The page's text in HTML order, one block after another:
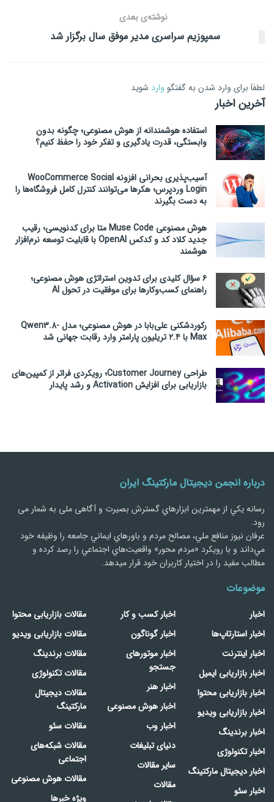
نوشته‌ی بعدی
سمپوزیم سراسری مدیر موفق سال برگزار شد
لطفاَ برای وارد شدن به گفتگو وارد شوید
آخرین اخبار
استفاده هوشمندانه از هوش مصنوعی؛ چگونه بدون
وابستگی، قدرت یادگیری و تفکر خود را حفظ کنیم؟
آسیب‌پذیری بحرانی افزونه WooCommerce Social
Login وردپرس؛ هکرها می‌توانند کنترل کامل فروشگاه‌ها را
به دست بگیرند
هوش مصنوعی Muse Code متا برای کدنویسی؛ رقیب
جدید کلاد کد و کدکس OpenAI با قابلیت توسعه نرم‌افزار
هوشمند
۶ سؤال کلیدی برای تدوین استراتژی هوش مصنوعی؛
راهنمای کسب‌وکارها برای موفقیت در تحول AI
رکوردشکنی علی‌بابا در هوش مصنوعی؛ مدل Qwen3.8-
Max با ۲.۴ تریلیون پارامتر وارد رقابت جهانی شد
طراحی Customer Journey؛ رویکردی فراتر از کمپین‌های
بازاریابی برای افزایش Activation و رشد پایدار
درباره انجمن دیجیتال مارکتینگ ایران
رسانه يكي از مهمترین ابزارهاي گسترش بصیرت و آگاهی ملی به شمار می
رود.
عرفان نیوز منافع ملي، مصالح مردم و باورهاي ايماني جامعه را وظيفه خود
مي‌داند و با رويكرد «مردم‌ محور» واقعيت‌هاي اجتماعي را رصد کرده و
مطالب مفید را در اختیار کاربران خود قرار میدهد.
موضوعات
اخبار
اخبار استارتاپ‌ها
اخبار اینترنت
اخبار بازاریابی ایمیل
اخبار بازاریابی محتوا
اخبار بازاریابی ویدیو
اخبار برندینگ
اخبار تکنولوژی
اخبار دیجیتال مارکتینگ
اخبار سئو
اخبار کسب و کار
اخبار گوناگون
اخبار موتورهای
جستجو
اخبار هنر
اخبار هوش مصنوعی
اخبار وب
دنیای تبلیغات
سایر مقالات
مقالات
مقالات بازاریابی محتوا
مقالات بازاریابی ویدیو
مقالات برندینگ
مقالات تکنولوژی
مقالات دیجیتال
مارکتینگ
مقالات سئو
مقالات شبکه‌های
اجتماعی
مقالات هوش مصنوعی
ویژه خبرها